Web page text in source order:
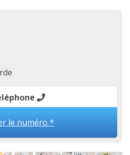
le numéro *